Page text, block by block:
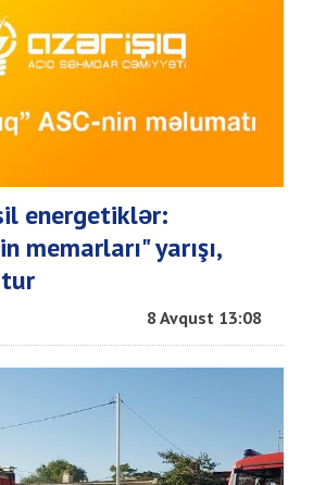
energetiklər:
memarları" yarışı,
8 Avqust 13:08